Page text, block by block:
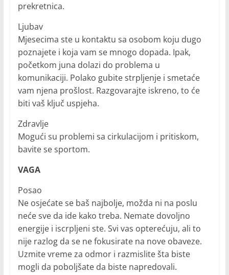
prekretnica.
Ljubav
Mjesecima ste u kontaktu sa osobom koju dugo
poznajete i koja vam se mnogo dopada. Ipak,
početkom juna dolazi do problema u
komunikaciji. Polako gubite strpljenje i smetaće
vam njena prošlost. Razgovarajte iskreno, to će
biti vaš ključ uspjeha.
Zdravlje
Mogući su problemi sa cirkulacijom i pritiskom,
bavite se sportom.
VAGA
Posao
Ne osjećate se baš najbolje, možda ni na poslu
neće sve da ide kako treba. Nemate dovoljno
energije i iscrpljeni ste. Svi vas opterećuju, ali to
nije razlog da se ne fokusirate na nove obaveze.
Uzmite vreme za odmor i razmislite šta biste
mogli da poboljšate da biste napredovali.